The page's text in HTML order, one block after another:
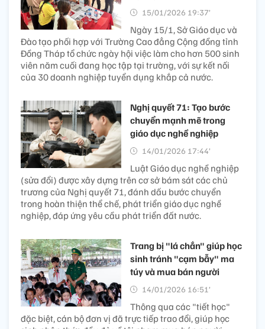
15/01/2026 19:37’
Ngày 15/1, Sở Giáo dục và
Đào tạo phối hợp với Trường Cao đẳng Cộng đồng tỉnh
Đồng Tháp tổ chức ngày hội việc làm cho hơn 500 sinh
viên năm cuối đang học tập tại trường, với sự kết nối
của 30 doanh nghiệp tuyển dụng khắp cả nước.
Nghị quyết 71: Tạo bước
chuyển mạnh mẽ trong
giáo dục nghề nghiệp
14/01/2026 17:44’
Luật Giáo dục nghề nghiệp
(sửa đổi) được xây dựng trên cơ sở bám sát các chủ
trương của Nghị quyết 71, đánh dấu bước chuyển
trong hoàn thiện thể chế, phát triển giáo dục nghề
nghiệp, đáp ứng yêu cầu phát triển đất nước.
Trang bị "lá chắn" giúp học
sinh tránh "cạm bẫy" ma
túy và mua bán người
14/01/2026 16:51’
Thông qua các "tiết học"
đặc biệt, cán bộ đơn vị đã trực tiếp trao đổi, giúp học